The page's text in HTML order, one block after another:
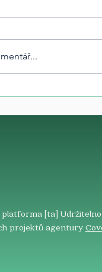
platforma [ta]
projektů agentury